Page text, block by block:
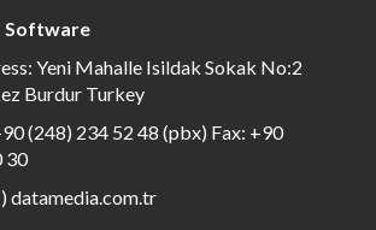
Software
Yeni Mahalle Isildak Sokak No:2
Burdur Turkey
(248) 234 52 48 (pbx) Fax: +90
30
datamedia.com.tr